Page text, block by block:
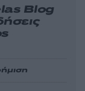
Blog